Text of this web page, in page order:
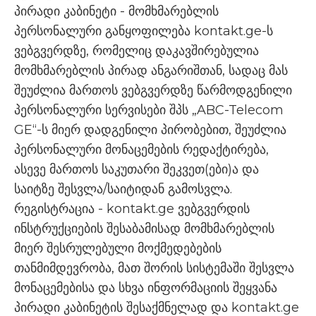
პირადი კაბინეტი - მომხმარებლის
პერსონალური განყოფილება kontakt.ge-ს
ვებგვერდზე, რომელიც დაკავშირებულია
მომხმარებლის პირად ანგარიშთან, სადაც მას
შეუძლია მართოს ვებგვერდზე წარმოდგენილი
პერსონალური სერვისები შპს „ABC-Telecom
GE“-ს მიერ დადგენილი პირობებით, შეუძლია
პერსონალური მონაცემების რედაქტირება,
ასევე მართოს საკუთარი შეკვეთ(ები)ა და
საიტზე შესვლა/საიტიდან გამოსვლა.
რეგისტრაცია - kontakt.ge ვებგვერდის
ინსტრუქციების შესაბამისად მომხმარებლის
მიერ შესრულებული მოქმედებების
თანმიმდევრობა, მათ შორის სისტემაში შესვლა
მონაცემებისა და სხვა ინფორმაციის შეყვანა
პირადი კაბინეტის შესაქმნელად და kontakt.ge